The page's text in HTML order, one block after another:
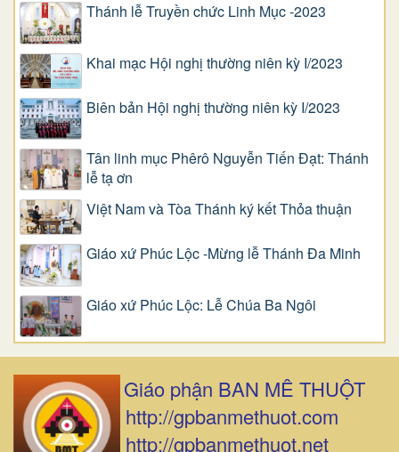
Thánh lễ Truyền chức Linh Mục -2023
Khai mạc Hội nghị thường niên kỳ I/2023
Biên bản Hội nghị thường niên kỳ I/2023
Tân linh mục Phêrô Nguyễn Tiến Đạt: Thánh
lễ tạ ơn
Việt Nam và Tòa Thánh ký kết Thỏa thuận
Giáo xứ Phúc Lộc -Mừng lễ Thánh Đa Minh
Giáo xứ Phúc Lộc: Lễ Chúa Ba Ngôi
Giáo phận BAN MÊ THUỘT
http://gpbanmethuot.com
http://gpbanmethuot.net